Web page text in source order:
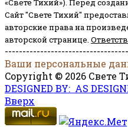
«Свете Тихий»). Перед
Сайт "Свете Тихий"
авторские права на
авторской странице.
Ваши персональные
Copyright © 2026 Свете
DESIGNED BY: AS
Вверх